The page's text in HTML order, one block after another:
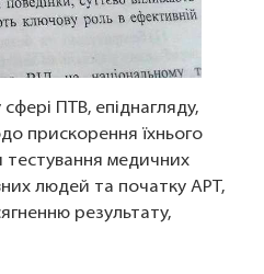
ПТВ, епіднагляду,
прискорення їхнього
медичних
людей та початку АРТ,
результату,